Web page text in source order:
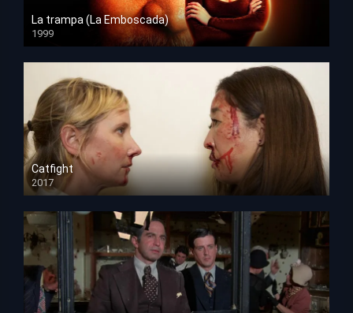
La trampa (La Emboscada)
1999
HD 1080p
Catfight
2017
HD 720p